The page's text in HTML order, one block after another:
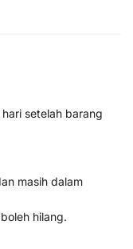
setelah barang
masih dalam
hilang.